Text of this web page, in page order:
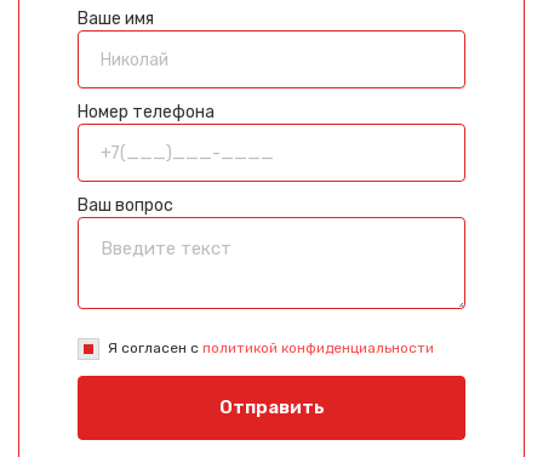
Ваше имя
Номер телефона
Ваш вопрос
Я согласен с политикой конфиденциальности
Отправить